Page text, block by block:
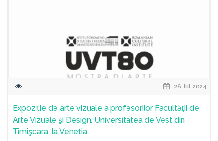
26 Jul 2024
Expoziţie de arte vizuale a profesorilor Facultăţii de
Arte Vizuale şi Design, Universitatea de Vest din
Timişoara, la Veneția